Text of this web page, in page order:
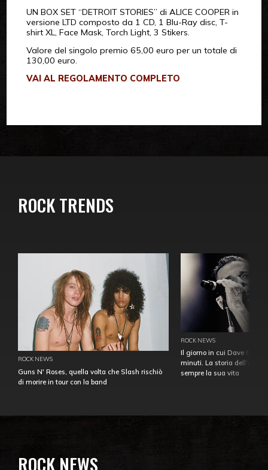
UN BOX SET “DETROIT STORIES” di ALICE COOPER in
versione LTD composto da 1 CD, 1 Blu-Ray disc, T-
shirt XL, Face Mask, Torch Light, 3 Stikers.
Valore del singolo premio 65,00 euro per un totale di
130,00 euro.
VAI AL REGOLAMENTO COMPLETO
ROCK TRENDS
ROCK NEWS
Guns N' Roses, quella volta che Slash rischiò
di morire in tour con la band
ROCK NEWS
Il giorno in cui Dave
minuti. La storia
sempre la sua vita
ROCK NEWS